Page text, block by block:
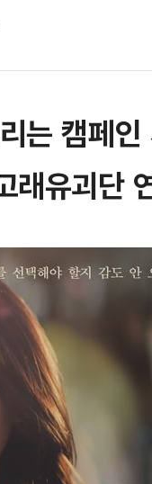
는 캠페인
유괴단